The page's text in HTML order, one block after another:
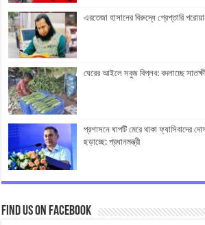
এরতেজা হাসানের বিরুদ্ধে গ্রেপ্তারি
ঘেরের আইলে সবুজ বিপ্লব: বদলাচ্ছে
প্রশাসনে ঘাপটি মেরে থাকা ফ্যাসিবাদের
ছড়াচ্ছে: প্রধানমন্ত্রী
Find us on Facebook